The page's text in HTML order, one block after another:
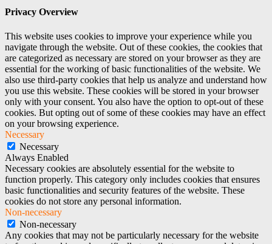
Privacy Overview
This website uses cookies to improve your experience while you
navigate through the website. Out of these cookies, the cookies that
are categorized as necessary are stored on your browser as they are
essential for the working of basic functionalities of the website. We
also use third-party cookies that help us analyze and understand how
you use this website. These cookies will be stored in your browser
only with your consent. You also have the option to opt-out of these
cookies. But opting out of some of these cookies may have an effect
on your browsing experience.
Necessary
Necessary
Always Enabled
Necessary cookies are absolutely essential for the website to
function properly. This category only includes cookies that ensures
basic functionalities and security features of the website. These
cookies do not store any personal information.
Non-necessary
Non-necessary
Any cookies that may not be particularly necessary for the website